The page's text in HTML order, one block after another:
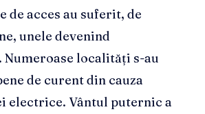
de acces au suferit, de
unele devenind
localități s-au
de curent din cauza
electrice. Vântul puternic a